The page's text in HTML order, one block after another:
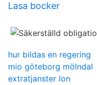
Lasa bocker
hur bildas en regering
mio göteborg mölndal
extratjanster lon